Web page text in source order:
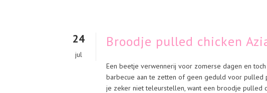
24
jul
Broodje pulled chicken
Een beetje verwennerij voor zomerse dagen en
barbecue aan te zetten of geen geduld voor pulled
je zeker niet teleurstellen, want een broodje pulled